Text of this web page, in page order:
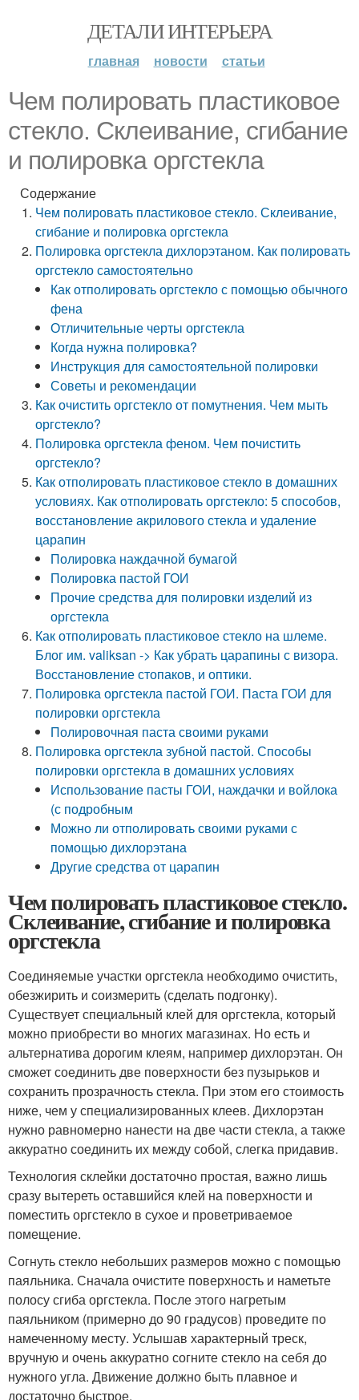
ДЕТАЛИ ИНТЕРЬЕРА
главная новости статьи
Чем полировать пластиковое
стекло. Склеивание, сгибание
и полировка оргстекла
Содержание
Чем полировать пластиковое стекло. Склеивание,
сгибание и полировка оргстекла
Полировка оргстекла дихлорэтаном. Как полировать
оргстекло самостоятельно
Как отполировать оргстекло с помощью обычного
фена
Отличительные черты оргстекла
Когда нужна полировка?
Инструкция для самостоятельной полировки
Советы и рекомендации
Как очистить оргстекло от помутнения. Чем мыть
оргстекло?
Полировка оргстекла феном. Чем почистить
оргстекло?
Как отполировать пластиковое стекло в домашних
условиях. Как отполировать оргстекло: 5 способов,
восстановление акрилового стекла и удаление
царапин
Полировка наждачной бумагой
Полировка пастой ГОИ
Прочие средства для полировки изделий из
оргстекла
Как отполировать пластиковое стекло на шлеме.
Блог им. valiksan -> Как убрать царапины с визора.
Восстановление стопаков, и оптики.
Полировка оргстекла пастой ГОИ. Паста ГОИ для
полировки оргстекла
Полировочная паста своими руками
Полировка оргстекла зубной пастой. Способы
полировки оргстекла в домашних условиях
Использование пасты ГОИ, наждачки и войлока
(с подробным
Можно ли отполировать своими руками с
помощью дихлорэтана
Другие средства от царапин
Чем полировать пластиковое стекло.
Склеивание, сгибание и полировка
оргстекла
Соединяемые участки оргстекла необходимо очистить,
обезжирить и соизмерить (сделать подгонку).
Существует специальный клей для оргстекла, который
можно приобрести во многих магазинах. Но есть и
альтернатива дорогим клеям, например дихлорэтан. Он
сможет соединить две поверхности без пузырьков и
сохранить прозрачность стекла. При этом его стоимость
ниже, чем у специализированных клеев. Дихлорэтан
нужно равномерно нанести на две части стекла, а также
аккуратно соединить их между собой, слегка придавив.
Технология склейки достаточно простая, важно лишь
сразу вытереть оставшийся клей на поверхности и
поместить оргстекло в сухое и проветриваемое
помещение.
Согнуть стекло небольших размеров можно с помощью
паяльника. Сначала очистите поверхность и наметьте
полосу сгиба оргстекла. После этого нагретым
паяльником (примерно до 90 градусов) проведите по
намеченному месту. Услышав характерный треск,
вручную и очень аккуратно согните стекло на себя до
нужного угла. Движение должно быть плавное и
достаточно быстрое.